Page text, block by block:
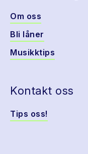
Om oss
Bli låner
Musikktips
Kontakt oss
Tips oss!